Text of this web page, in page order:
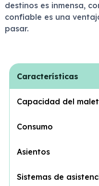
destinos es inmensa,
confiable es una
pasar.
Características
Capacidad del
Consumo
Asientos
Sistemas de